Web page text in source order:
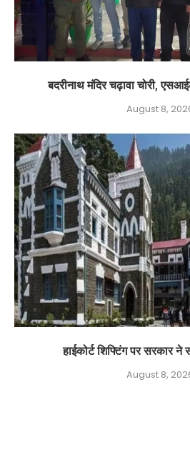
बदरीनाथ मंदिर चढ़ावा चोरी,
August 8,
हाईकोर्ट शिफ्टिंग पर सरकार
August 8,